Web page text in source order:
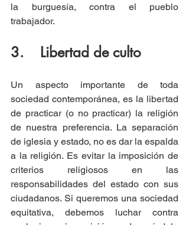
la burguesía, contra el pueblo
trabajador.
3.    Libertad de culto
Un aspecto importante de toda
sociedad contemporánea, es la libertad
de practicar (o no practicar) la religión
de nuestra preferencia. La separación
de iglesia y estado, no es dar la espalda
a la religión. Es evitar la imposición de
criterios religiosos en las
responsabilidades del estado con sus
ciudadanos. Si queremos una sociedad
equitativa, debemos luchar contra